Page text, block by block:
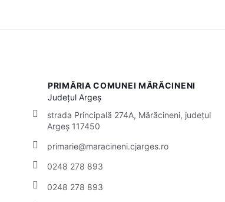
PRIMĂRIA COMUNEI MĂRĂCINENI
JudețulArgeș
strada Principală 274A, Mărăcineni, județul
Argeș 117450
primarie@maracineni.cjarges.ro
0248 278 893
0248 278 893